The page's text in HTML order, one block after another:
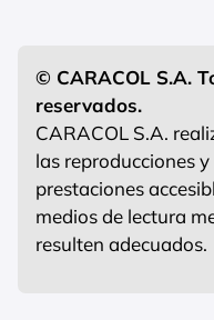
© CARACOL S.A.
reservados.
CARACOL S.A.
las reproducciones
prestaciones
medios de lectura
resulten adecuados.